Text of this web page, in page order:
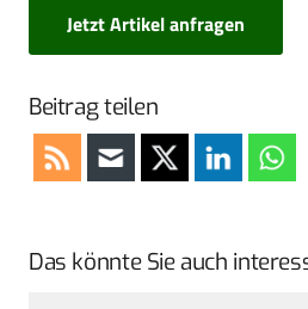
Jetzt Artikel anfragen
Beitrag teilen
Das könnte Sie auch